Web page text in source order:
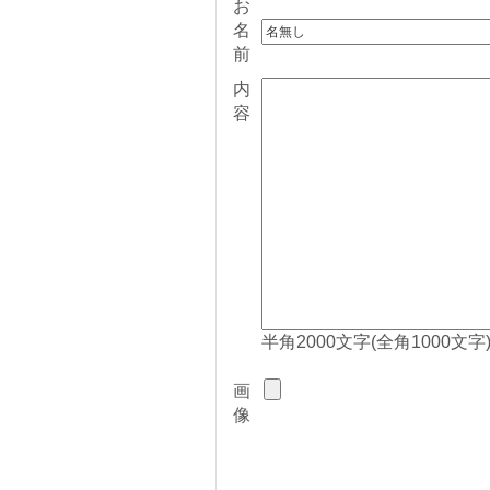
お
名
前
内
容
半角2000文字(全角1000文字
画
像